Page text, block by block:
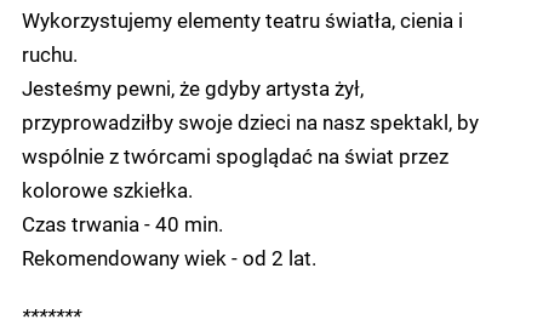
Wykorzystujemy elementy teatru światła, cienia i
ruchu.
Jesteśmy pewni, że gdyby artysta żył,
przyprowadziłby swoje dzieci na nasz spektakl, by
wspólnie z twórcami spoglądać na świat przez
kolorowe szkiełka.
Czas trwania - 40 min.
Rekomendowany wiek - od 2 lat.
*******